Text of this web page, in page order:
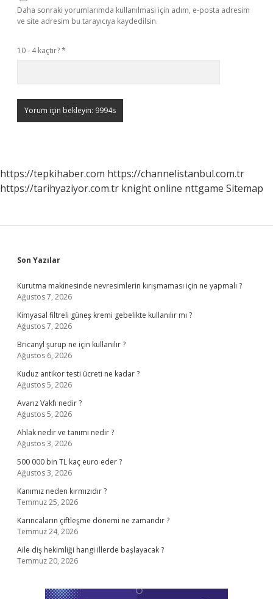
Daha sonraki yorumlarımda kullanılması için adım, e-posta adresim
ve site adresim bu tarayıcıya kaydedilsin.
10 - 4 kaçtır?*
https://tepkihaber.com https://channelistanbul.com.tr
https://tarihyaziyor.com.tr knight online nttgame Sitemap
Sidebar
Son Yazılar
Kurutma makinesinde nevresimlerin kırışmaması için ne yapmalı ?
Ağustos 7, 2026
Kimyasal filtreli güneş kremi gebelikte kullanılır mı ?
Ağustos 7, 2026
Bricanyl şurup ne için kullanılır ?
Ağustos 6, 2026
Kuduz antikor testi ücreti ne kadar ?
Ağustos 5, 2026
Avarız Vakfı nedir ?
Ağustos 5, 2026
Ahlak nedir ve tanımı nedir ?
Ağustos 3, 2026
500 000 bin TL kaç euro eder ?
Ağustos 3, 2026
Kanımız neden kırmızıdır ?
Temmuz 25, 2026
Karıncaların çiftleşme dönemi ne zamandır ?
Temmuz 24, 2026
Aile diş hekimliği hangi illerde başlayacak ?
Temmuz 20, 2026